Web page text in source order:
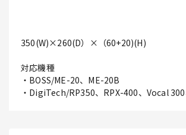
350(W)×260(D）×（60+20)(H)
対応機種
・BOSS/ME-20、ME-20B
・DigiTech/RP350、RPX-400、Vocal